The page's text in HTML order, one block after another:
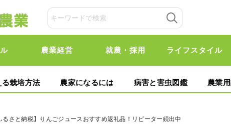
農業経営 就農・採用 ライフスタイル
栽培方法 農家になるには 病害と害虫図鑑 農業
るさと納税】りんごジュースおすすめ返礼品！リピーター続出中